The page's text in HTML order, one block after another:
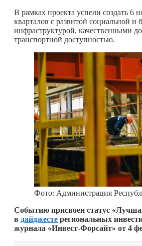
В рамках проекта успели создать 6
кварталов с развитой социальной и
инфраструктурой, качественными
транспортной доступностью.
Фото: Администрация
Событию присвоен статус
в дайджесте региональных
журнала «Инвест-Форсайт» от 4